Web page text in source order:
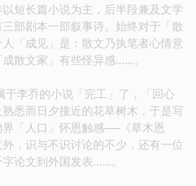
长篇小说为主，后半段兼及文学
部剧本一部叙事诗。始终对于「散
「成见」是：散文乃执笔者心情意
散文家」有些怪异感……。
李乔的小说「完工」了，「回心
悉而日夕接近的花草树木，于是写
「人口」怀恩触感──《草木恩
，识与不识讨论的不少，还有一位
论文到外国发表……。